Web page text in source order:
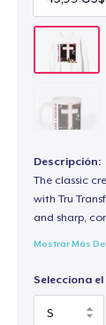
Descripción:
The classic
with Tru
and sharp,
Mostrar Más
Selecciona